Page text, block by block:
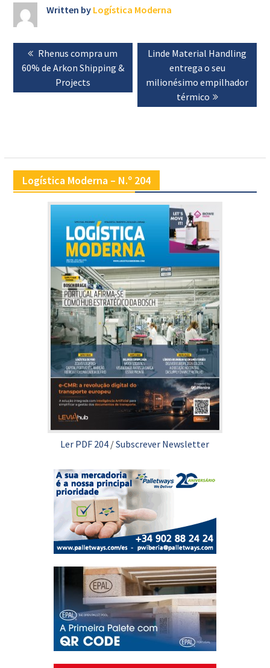
Written by Logística Moderna
Navegação
artigos
Previous
post:
Rhenus compra um
60% de Arkon Shipping &
Projects
Next
Linde Material Handling
entrega o seu
milionésimo empilhador
térmico
Logística Moderna – N.º 204
Ler PDF 204 /Subscrever Newsletter